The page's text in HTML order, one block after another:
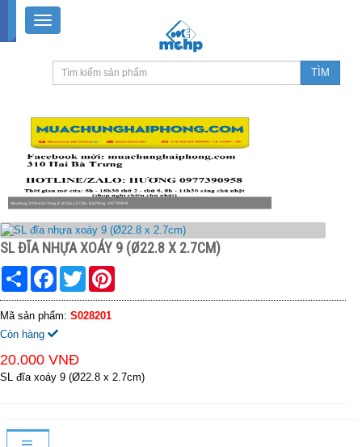
Muachung 310 Hai Bà Trưng (Cát Dài), Lê Chân, Hải Phòng / 0977390958
SL ĐĨA NHỰA XOÁY 9 (Ø22.8 X 2.7CM)
Share FacebookTwitter
Mã sản phẩm: S028201
Còn hàng
20.000 VNĐ
SL đĩa xoáy 9 (Ø22.8 x 2.7cm)